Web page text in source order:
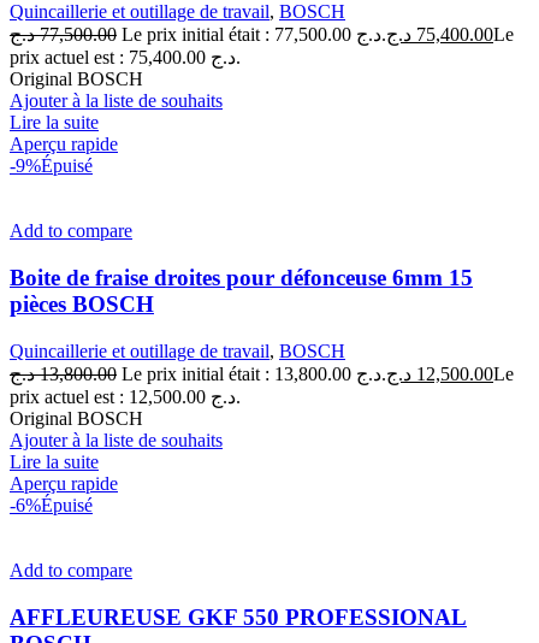
Quincaillerie et outillage de travail, BOSCH
77,500.00 د.ج Le prix initial était : 77,500.00 د.ج. 75,400.00 د.ج
Le
prix actuel est : 75,400.00 د.ج.
Original BOSCH
Ajouter à la liste de souhaits
Lire la suite
Aperçu rapide
-9%Épuisé
Add to compare
Boite de fraise droites pour défonceuse 6mm 15
pièces BOSCH
Quincaillerie et outillage de travail, BOSCH
13,800.00 د.ج Le prix initial était : 13,800.00 د.ج. 12,500.00 د.ج
Le
prix actuel est : 12,500.00 د.ج.
Original BOSCH
Ajouter à la liste de souhaits
Lire la suite
Aperçu rapide
-6%Épuisé
Add to compare
AFFLEUREUSE GKF 550 PROFESSIONAL